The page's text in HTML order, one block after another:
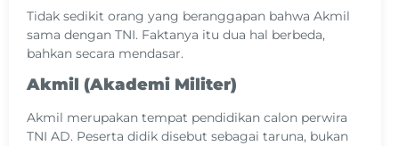
Tidak sedikit orang yang beranggapan bahwa Akmil
sama dengan TNI. Faktanya itu dua hal berbeda,
bahkan secara mendasar.
Akmil (Akademi Militer)
Akmil merupakan tempat pendidikan calon perwira
TNI AD. Peserta didik disebut sebagai taruna, bukan